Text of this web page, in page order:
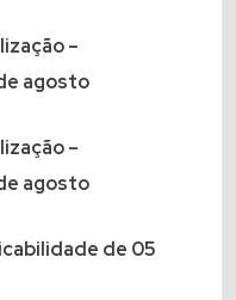
–
agosto
–
agosto
de 05